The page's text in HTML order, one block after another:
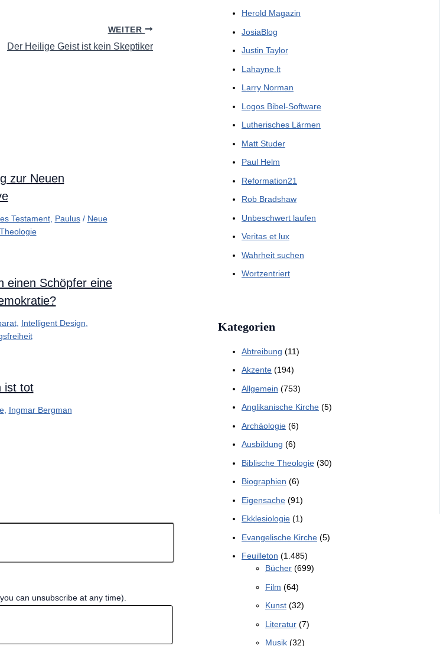
WEITER
Der Heilige Geist ist kein Skeptiker
zur Neuen
Testament, Paulus/ Neue
einen Schöpfer eine
, Intelligent Design
ist tot
, Ingmar Bergman
can unsubscribe at any time).
Herold Magazin
JosiaBlog
Justin Taylor
Lahayne.lt
Larry Norman
Logos Bibel-Software
Lutherisches Lärmen
Matt Studer
Paul Helm
Reformation21
Rob Bradshaw
Unbeschwert laufen
Veritas et lux
Wahrheit suchen
Wortzentriert
Kategorien
Abtreibung (11)
Akzente (194)
Allgemein (753)
Anglikanische Kirche (5)
Archäologie (6)
Ausbildung (6)
Biblische Theologie (30)
Biographien (6)
Eigensache (91)
Ekklesiologie (1)
Evangelische Kirche (5)
Feuilleton (1.485)
Bücher (699)
Film (64)
Kunst (32)
Literatur (7)
Musik (32)